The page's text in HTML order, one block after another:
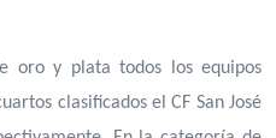
oro y plata todos los equipos
clasificados el CF San José